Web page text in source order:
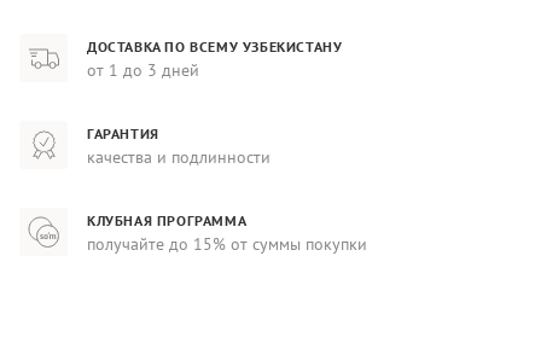
ДОСТАВКА ПО ВСЕМУ УЗБЕКИСТАНУ
от 1 до 3 дней
ГАРАНТИЯ
качества и подлинности
КЛУБНАЯ ПРОГРАММА
получайте до 15% от суммы покупки